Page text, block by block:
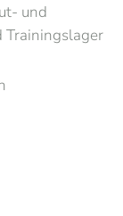
und
Trainingslager